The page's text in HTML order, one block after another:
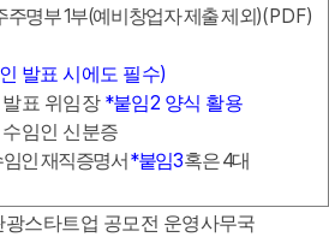
주명부1부(예비창업자 제출 제외)(PDF)
발표 시에도 필수)
발표 위임장 *붙임2 양식 활용
수임인 신분증
임인 재직증명서 *붙임3혹은4대
광스타트업 공모전 운영사무국